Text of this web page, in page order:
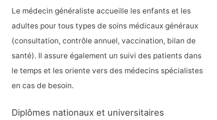
h
e
r
:
Le médecin généraliste accueille les enfants et les
adultes pour tous types de soins médicaux généraux
(consultation, contrôle annuel, vaccination, bilan de
santé). Il assure également un suivi des patients dans
le temps et les oriente vers des médecins spécialistes
en cas de besoin.
Diplômes nationaux et universitaires